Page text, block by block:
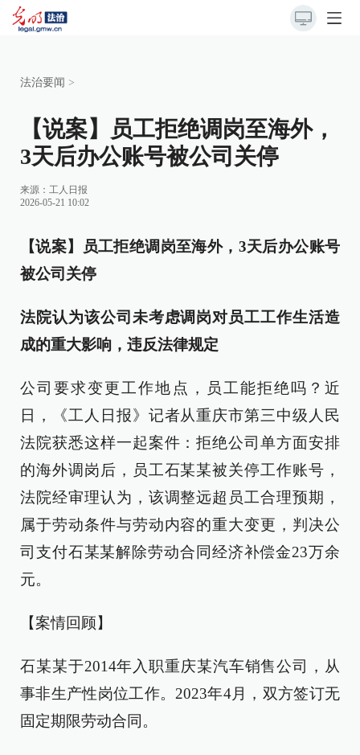
法治要闻 >
【说案】员工拒绝调岗至海外，
3天后办公账号被公司关停
来源： 工人日报
2026-05-21 10:02
【说案】员工拒绝调岗至海外，3天后办公账号
被公司关停
法院认为该公司未考虑调岗对员工工作生活造
成的重大影响，违反法律规定
公司要求变更工作地点，员工能拒绝吗？近
日，《工人日报》记者从重庆市第三中级人民
法院获悉这样一起案件：拒绝公司单方面安排
的海外调岗后，员工石某某被关停工作账号，
法院经审理认为，该调整远超员工合理预期，
属于劳动条件与劳动内容的重大变更，判决公
司支付石某某解除劳动合同经济补偿金23万余
元。
【案情回顾】
石某某于2014年入职重庆某汽车销售公司，从
事非生产性岗位工作。2023年4月，双方签订无
固定期限劳动合同。